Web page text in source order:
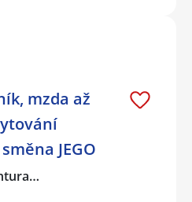
mzda až
JEGO